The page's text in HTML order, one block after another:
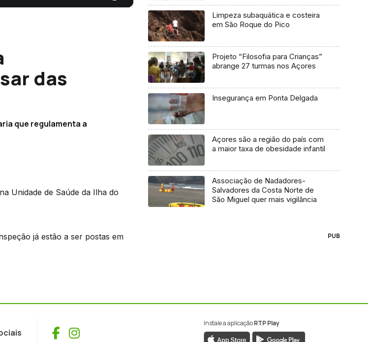
das
que regulamenta a
Unidade de Saúde da Ilha do
já estão a ser postas em
Limpeza subaquática e costeira
em São Roque do Pico
Projeto “Filosofia para Crianças”
abrange 27 turmas nos Açores
Insegurança em Ponta Delgada
Açores são a região do país com
a maior taxa de obesidade infantil
Associação de Nadadores-
Salvadores da Costa Norte de
São Miguel quer mais vigilância
PUB
Facebook
Instagram
Instale a aplicaçãoRTP Play